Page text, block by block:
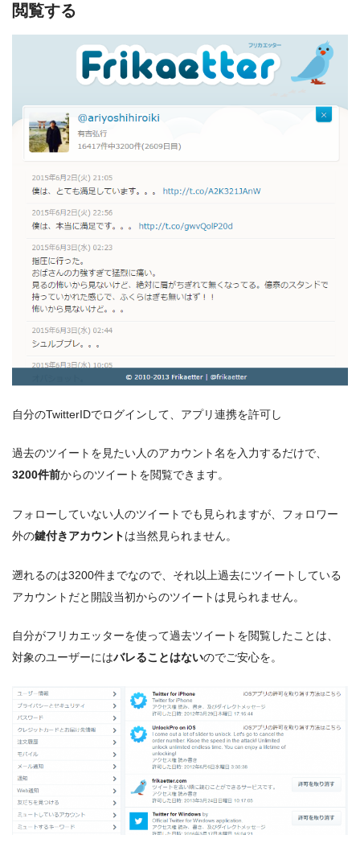
閲覧する
自分のTwitterIDでログインして、アプリ連携を許可し
過去のツイートを見たい人のアカウント名を入力するだけで、
3200件前からのツイートを閲覧できます。
フォローしていない人のツイートでも見られますが、フォロワー
外の鍵付きアカウントは当然見られません。
遡れるのは3200件までなので、それ以上過去にツイートしている
アカウントだと開設当初からのツイートは見られません。
自分がフリカエッターを使って過去ツイートを閲覧したことは、
対象のユーザーにはバレることはないのでご安心を。